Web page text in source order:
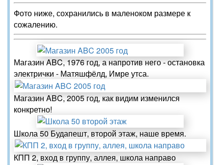
Фото ниже, сохранились в маленоком размере к
сожалению.
Магазин ABC, 1976 год, а напротив него - остановка
электрички - Матяшфёлд, Имре утса.
Магазин ABC, 2005 год, как видим изменился
конкретно!
Школа 50 Будапешт, второй этаж, наше время.
КПП 2, вход в группу, аллея, школа направо